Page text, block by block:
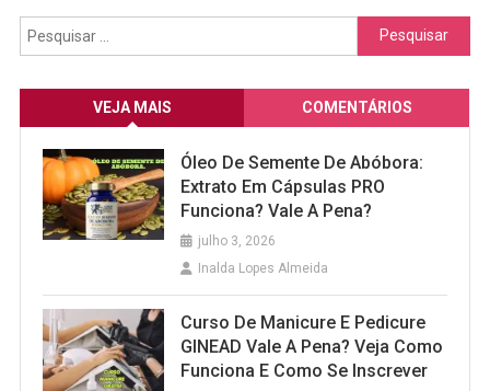
Pesquisar
por:
VEJA MAIS COMENTÁRIOS
Óleo De Semente De Abóbora:
Extrato Em Cápsulas PRO
Funciona? Vale A Pena?
julho 3, 2026
Inalda Lopes Almeida
Curso De Manicure E Pedicure
GINEAD Vale A Pena? Veja Como
Funciona E Como Se Inscrever